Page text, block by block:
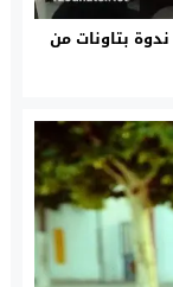
مضامين تعديلات مدونة الأسرة تناقش في ندوة بتاونات‎ من